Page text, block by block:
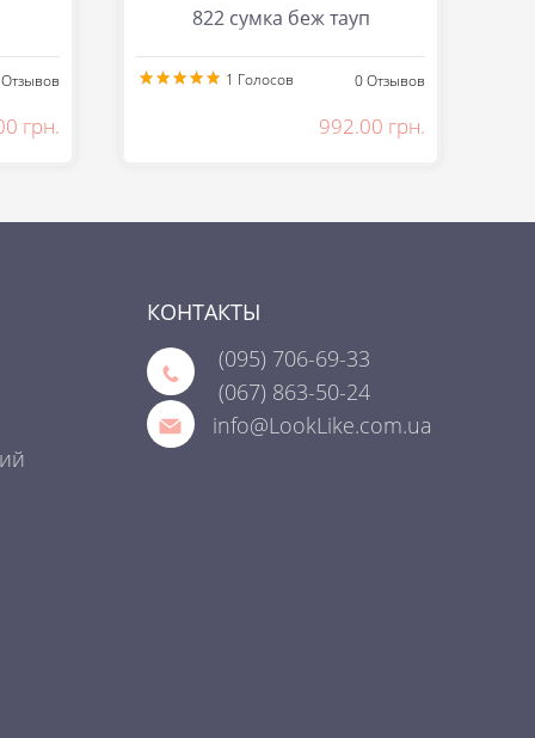
Отзывов
грн.
822 сумка беж тауп
1 Голосов 0Отзывов
992.00 грн.
КОНТАКТЫ
(095) 706-69-33
(067) 863-50-24
info@LookLike.com.ua